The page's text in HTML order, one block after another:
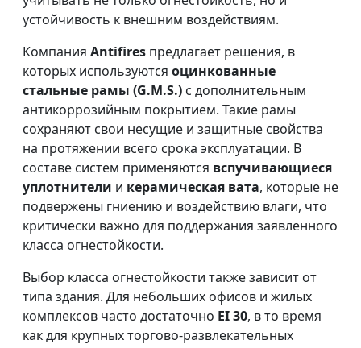
устойчивость к внешним воздействиям.
Компания Antifires предлагает решения, в
которых используются оцинкованные
стальные рамы (G.M.S.) с дополнительным
антикоррозийным покрытием. Такие рамы
сохраняют свои несущие и защитные свойства
на протяжении всего срока эксплуатации. В
составе систем применяются вспучивающиеся
уплотнители и керамическая вата, которые не
подвержены гниению и воздействию влаги, что
критически важно для поддержания заявленного
класса огнестойкости.
Выбор класса огнестойкости также зависит от
типа здания. Для небольших офисов и жилых
комплексов часто достаточно EI 30, в то время
как для крупных торгово-развлекательных